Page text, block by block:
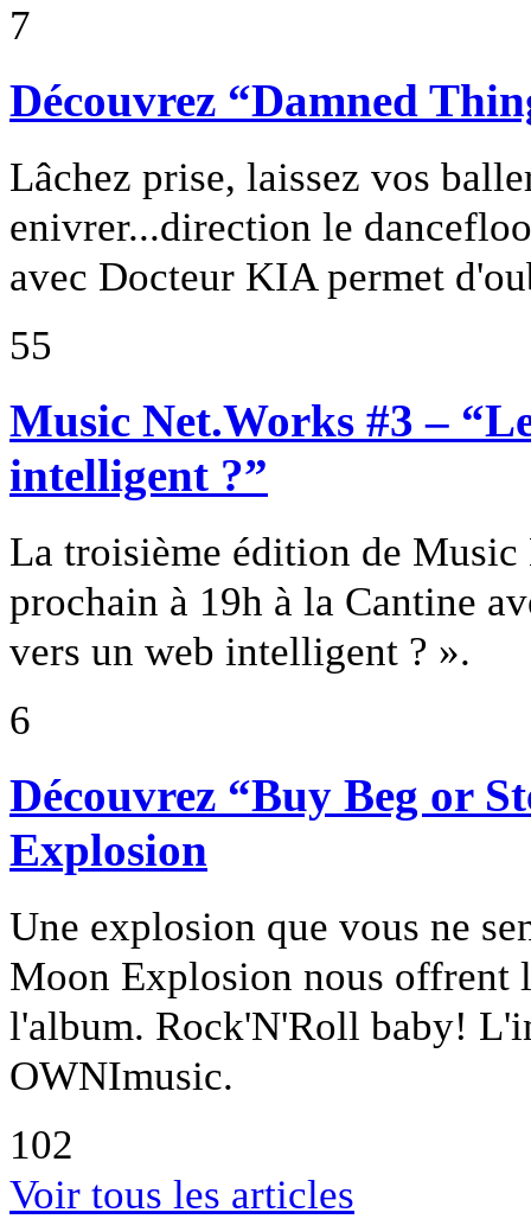
7
Découvrez “Damned
Lâchez prise, laissez vos
enivrer...direction le
avec Docteur KIA permet
55
Music Net.Works #3 –
intelligent ?”
La troisième édition de
prochain à 19h à la Cantine
vers un web intelligent ? ».
6
Découvrez “Buy Beg or
Explosion
Une explosion que vous ne
Moon Explosion nous offrent
l'album. Rock'N'Roll baby!
OWNImusic.
102
Voir tous les articles